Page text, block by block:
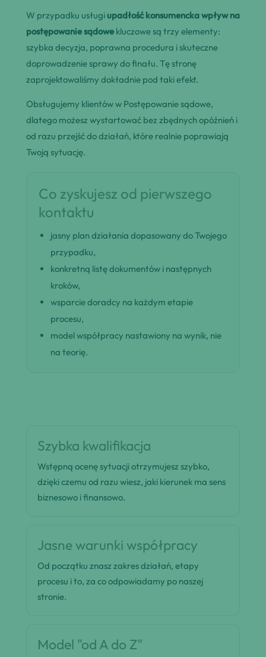
W przypadku usługi upadłość konsumencka wpływ na
postępowanie sądowe kluczowe są trzy elementy:
szybka decyzja, poprawna procedura i skuteczne
doprowadzenie sprawy do finału. Tę stronę
zaprojektowaliśmy dokładnie pod taki efekt.
Obsługujemy klientów w Postępowanie sądowe,
dlatego możesz wystartować bez zbędnych opóźnień i
od razu przejść do działań, które realnie poprawiają
Twoją sytuację.
Co zyskujesz od pierwszego
kontaktu
jasny plan działania dopasowany do Twojego
przypadku,
konkretną listę dokumentów i następnych
kroków,
wsparcie doradcy na każdym etapie
procesu,
model współpracy nastawiony na wynik, nie
na teorię.
Szybka kwalifikacja
Wstępną ocenę sytuacji otrzymujesz szybko,
dzięki czemu od razu wiesz, jaki kierunek ma sens
biznesowo i finansowo.
Jasne warunki współpracy
Od początku znasz zakres działań, etapy
procesu i to, za co odpowiadamy po naszej
stronie.
Model "od A do Z"